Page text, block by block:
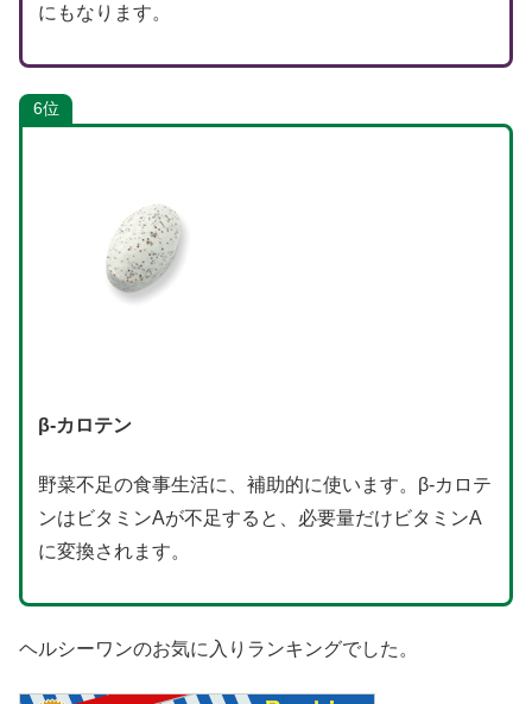
にもなります。
6位
β-カロテン
野菜不足の食事生活に、補助的に使います。β-カロテ
ンはビタミンAが不足すると、必要量だけビタミンA
に変換されます。
ヘルシーワンのお気に入りランキングでした。